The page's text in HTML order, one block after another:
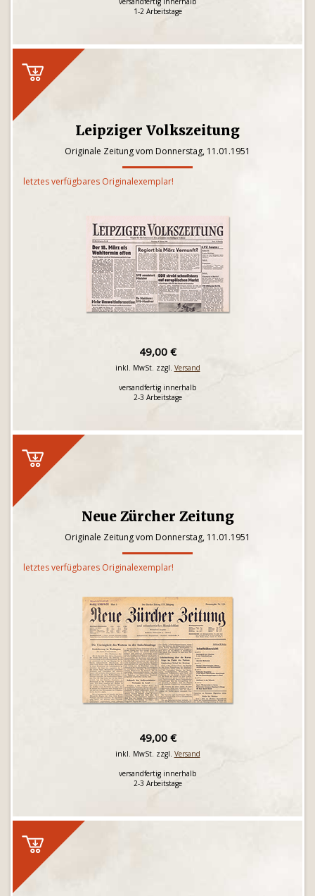
1-2 Arbeitstage
Leipziger Volkszeitung
Originale Zeitung vom Donnerstag, 11.01.1951
letztes verfügbares Originalexemplar!
49,00 €
inkl. MwSt. zzgl. Versand
versandfertig innerhalb
2-3 Arbeitstage
Neue Zürcher Zeitung
Originale Zeitung vom Donnerstag, 11.01.1951
letztes verfügbares Originalexemplar!
49,00 €
inkl. MwSt. zzgl. Versand
versandfertig innerhalb
2-3 Arbeitstage